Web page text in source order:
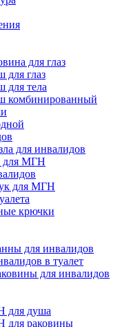
для глаз
глаз
для тела
комбинированный
для инвалидов
для МГН
для МГН
крючки
для инвалидов
в туалет
для инвалидов
для душа
для раковины